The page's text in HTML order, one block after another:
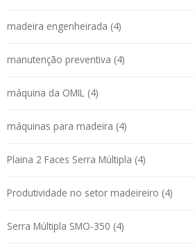
madeira engenheirada (4)
manutenção preventiva (4)
máquina da OMIL (4)
máquinas para madeira (4)
Plaina 2 Faces Serra Múltipla (4)
Produtividade no setor madeireiro (4)
Serra Múltipla SMO-350 (4)